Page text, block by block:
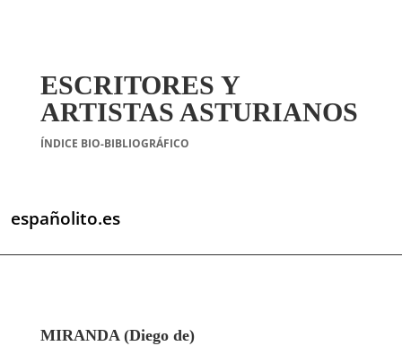
ESCRITORES Y
ARTISTAS ASTURIANOS
ÍNDICE BIO-BIBLIOGRÁFICO
españolito.es
MIRANDA (Diego de)